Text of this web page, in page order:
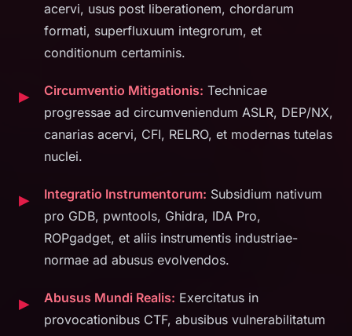
acervi, usus post liberationem, chordarum
formati, superfluxuum integrorum, et
conditionum certaminis.
Circumventio Mitigationis: Technicae
progressae ad circumveniendum ASLR, DEP/NX,
canarias acervi, CFI, RELRO, et modernas tutelas
nuclei.
Integratio Instrumentorum: Subsidium nativum
pro GDB, pwntools, Ghidra, IDA Pro,
ROPgadget, et aliis instrumentis industriae-
normae ad abusus evolvendos.
Abusus Mundi Realis: Exercitatus in
provocationibus CTF, abusibus vulnerabilitatum